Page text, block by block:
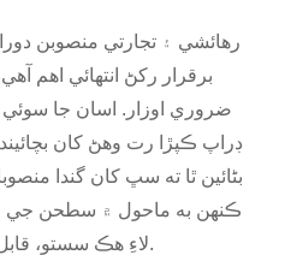
رهائشي ۽ تجارتي منصوبن
برقرار رکڻ انتهائي اهم
ضروري اوزار. اسان جا سوئي
ڊراپ ڪپڙا رت وهڻ کان
بڻائين ٿا ته سڀ کان گندا
ڪنهن به ماحول ۾ سطحن جي
لاءِ هڪ سستو، قابل اعتماد حل آهن.